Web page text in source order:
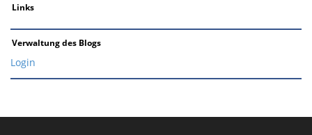
Links
Verwaltung des Blogs
Login